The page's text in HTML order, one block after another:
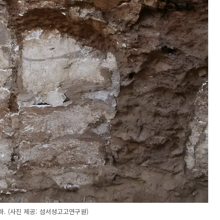
. (사진 제공: 섬서성고고연구원)